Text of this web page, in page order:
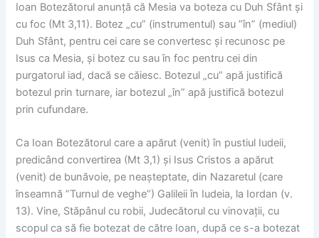
Ioan Botezătorul anunță că Mesia va boteza cu Duh Sfânt și
cu foc (Mt 3,11). Botez „cu” (instrumentul) sau ”în” (mediul)
Duh Sfânt, pentru cei care se convertesc și recunosc pe
Isus ca Mesia, și botez cu sau în foc pentru cei din
purgatorul iad, dacă se căiesc. Botezul „cu” apă justifică
botezul prin turnare, iar botezul „în” apă justifică botezul
prin cufundare.
Ca Ioan Botezătorul care a apărut (venit) în pustiul Iudeii,
predicând convertirea (Mt 3,1) și Isus Cristos a apărut
(venit) de bunăvoie, pe neașteptate, din Nazaretul (care
înseamnă ”Turnul de veghe”) Galileii în Iudeia, la Iordan (v.
13). Vine, Stăpânul cu robii, Judecătorul cu vinovații, cu
scopul ca să fie botezat de către Ioan, după ce s-a botezat